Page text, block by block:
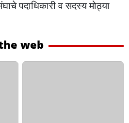
पदाधिकारी व सदस्य मोठ्या
web